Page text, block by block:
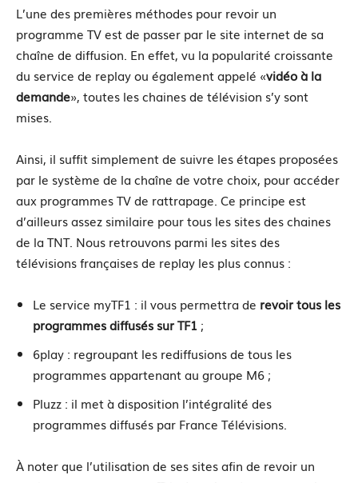
L’une des premières méthodes pour revoir un
programme TV est de passer par le site internet de sa
chaîne de diffusion. En effet, vu la popularité croissante
du service de replay ou également appelé «vidéo à la
demande», toutes les chaines de télévision s’y sont
mises.
Ainsi, il suffit simplement de suivre les étapes proposées
par le système de la chaîne de votre choix, pour accéder
aux programmes TV de rattrapage. Ce principe est
d’ailleurs assez similaire pour tous les sites des chaines
de la TNT. Nous retrouvons parmi les sites des
télévisions françaises de replay les plus connus :
Le service myTF1 : il vous permettra de revoir tous les
programmes diffusés sur TF1 ;
6play : regroupant les rediffusions de tous les
programmes appartenant au groupe M6 ;
Pluzz : il met à disposition l’intégralité des
programmes diffusés par France Télévisions.
À noter que l’utilisation de ses sites afin de revoir un